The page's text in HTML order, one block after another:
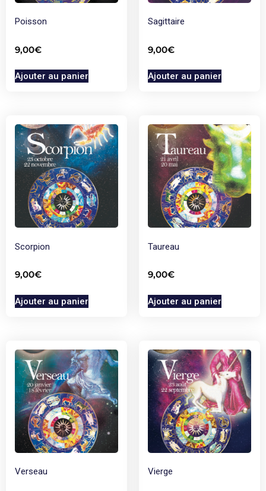
Poisson
9,00€
Ajouter au panier
Sagittaire
9,00€
Ajouter au panier
Scorpion
9,00€
Ajouter au panier
Taureau
9,00€
Ajouter au panier
Verseau Vierge